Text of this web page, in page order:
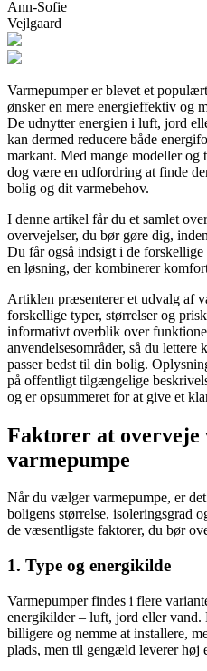
Ann-Sofie
Vejlgaard
Varmepumper er blevet et
ønsker en mere energieffektiv og
De udnytter energien i luft, jord
kan dermed reducere både
markant. Med mange modeller og
dog være en udfordring at finde
bolig og dit varmebehov.
I denne artikel får du et samlet
overvejelser, du bør gøre dig,
Du får også indsigt i de
en løsning, der kombinerer
Artiklen præsenterer et udvalg af
forskellige typer, størrelser og
informativt overblik over
anvendelsesområder, så du
passer bedst til din bolig.
på offentligt tilgængelige
og er opsummeret for at give et
Faktorer at overveje
varmepumpe
Når du vælger varmepumpe, er
boligens størrelse, isoleringsgrad
de væsentligste faktorer, du bør
1. Type og energikilde
Varmepumper findes i flere
energikilder – luft, jord eller
billigere og nemme at installere,
plads, men til gengæld leverer høj